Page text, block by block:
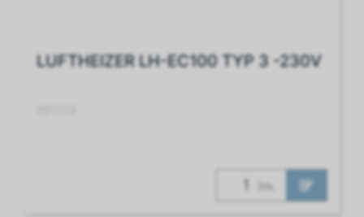
LUFTHEIZER LH-EC100 TYP 3 -230V
Stk.